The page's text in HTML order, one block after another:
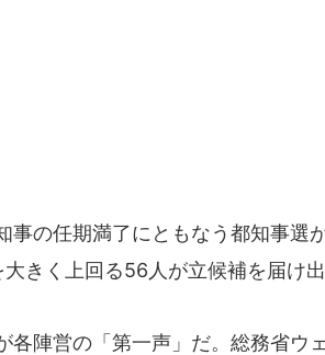
事の任期満了にともなう都知事選
きく上回る56人が立候補を届け出
各陣営の「第一声」だ。総務省ウ